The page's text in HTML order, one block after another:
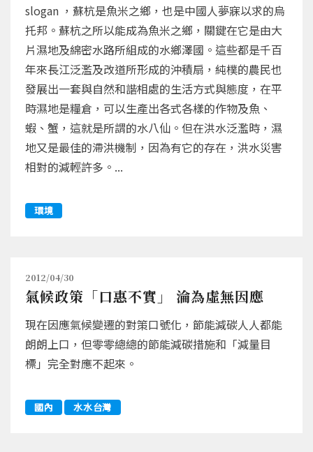
slogan ，蘇杭是魚米之鄉，也是中國人夢寐以求的烏
托邦。蘇杭之所以能成為魚米之鄉，關鍵在它是由大
片濕地及綿密水路所組成的水鄉澤國。這些都是千百
年來長江泛濫及改道所形成的沖積扇，純樸的農民也
發展出一套與自然和諧相處的生活方式與態度，在平
時濕地是糧倉，可以生產出各式各樣的作物及魚、
蝦、蟹，這就是所謂的水八仙。但在洪水泛濫時，濕
地又是最佳的滯洪機制，因為有它的存在，洪水災害
相對的減輕許多。...
環境
2012/04/30
氣候政策「口惠不實」 淪為虛無因應
現在因應氣候變遷的對策口號化，節能減碳人人都能
朗朗上口，但零零總總的節能減碳措施和「減量目
標」完全對應不起來。
國內 水水台灣